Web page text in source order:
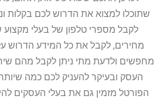
שתוכלו למצוא את הדרוש לכם בקלות
לקבל מספרי טלפון של בעלי מקצוע
מחירים, לקבל את כל המידע הדרוש
מחפשים ולדעת מתי ניתן לקבל מהם
העסק ובעיקר להעניק לכם כמה
הפורטל מזמין גם את בעלי העסקים